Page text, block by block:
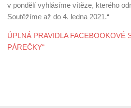
v pondělí vyhlásíme vítěze, kterého
Soutěžíme až do 4. ledna 2021.“
ÚPLNÁ PRAVIDLA FACEBOOKOVÉ
PÁREČKY“